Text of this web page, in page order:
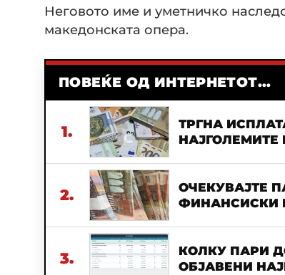
Неговото име и уметничко
македонската опера.
ПОВЕЌЕ ОД ИНТЕРНЕТОТ...
1.
ТРГНА
2.
ОЧЕКУВАЈТЕ
ФИНАНСИСКИ
3.
КОЛКУ ПАРИ
ОБЈАВЕНИ